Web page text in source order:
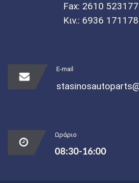
Fax: 2610 523177
Κιν.: 6936 171178
E-mail
Ωράριο
08:30-16:00